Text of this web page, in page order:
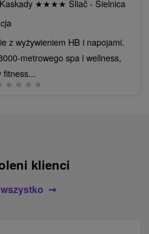
★★★★ Sliač - Sielnica
z wyżywieniem HB i napojami.
metrowego spa i wellness,
fitness...
klienci